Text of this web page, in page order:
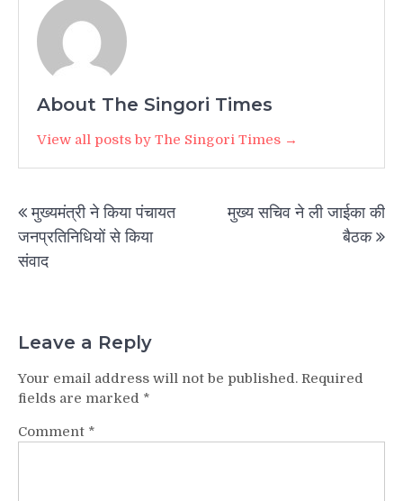
About The Singori Times
View all posts by The Singori Times →
navigation
मुख्यमंत्री ने किया पंचायत
जनप्रतिनिधियों से किया
संवाद
मुख्य सचिव ने ली जाईका की
बैठक
Leave a Reply
Your email address will not be published. Required
fields are marked *
Comment *